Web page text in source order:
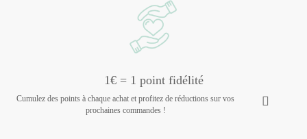
1€ = 1 point fidélité
Cumulez des points à chaque achat et profitez de réductions sur vos
prochaines commandes !